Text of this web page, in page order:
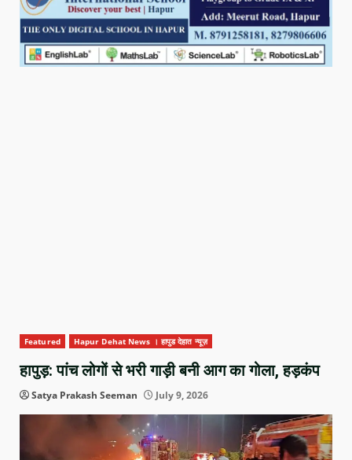
Featured Hapur Dehat News । हापुड देहात न्यूज़
हापुड़: पांच लोगों से भरी गाड़ी बनी आग का गोला, हड़कंप
Satya Prakash Seeman July 9, 2026